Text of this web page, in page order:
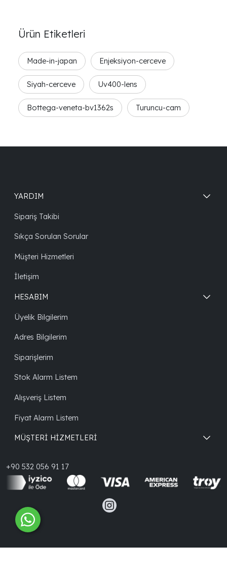
Ürün Etiketleri
Made-in-japan Enjeksiyon-cerceve
Siyah-cerceve Uv400-lens
Bottega-veneta-bv1362s Turuncu-cam
YARDIM
Sipariş Takibi
Sıkça Sorulan Sorular
Müşteri Hizmetleri
İletişim
HESABIM
Üyelik Bilgilerim
Adres Bilgilerim
Siparişlerim
Stok Alarm Listem
Alışveriş Listem
Fiyat Alarm Listem
MÜŞTERİ HİZMETLERİ
+90 532 056 91 17